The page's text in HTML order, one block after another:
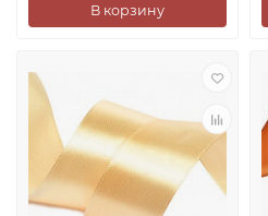
В корзину